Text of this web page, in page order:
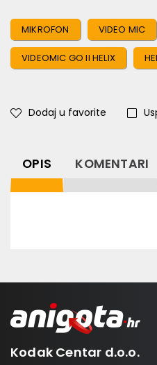
MIKROFON VIDEO MIC
VIDEOMIC GO II HELIX
Dodaj u favorite
OPIS KOMENTARI
Kodak Centar d.o.o.